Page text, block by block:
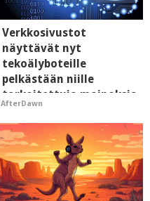
Verkkosivustot
näyttävät nyt
tekoälyboteille
pelkästään niille
tarkoitettuja mainoksia
- vaikuttaa tekoälyn
mielikuvaan brändistä
AfterDawn